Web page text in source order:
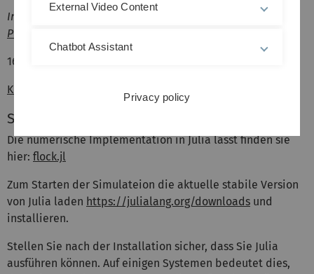
Institut für Angewandte Analysis
Prof. Dr. André Schlichting
16:15 - 17:00 Uhr Hörsaal 1 Vortrag
Klicken Sie hier für die Vortragsfolien
Simulation selbst durchführen
Die numerische Implementation in Julia lässt finden sie
hier: flock.jl
Zum Starten der Simulateion die aktuelle stabile Version
von Julia laden https://julialang.org/downloads und
installieren.
Stellen Sie nach der Installation sicher, dass Sie Julia
ausführen können. Auf einigen Systemen bedeutet dies,
External Video Content
Chatbot Assistant
Privacy policy